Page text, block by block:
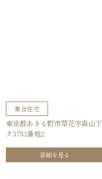
集合住宅
東京都あきる野市草花字森山下
タ3753番地2
詳細を見る